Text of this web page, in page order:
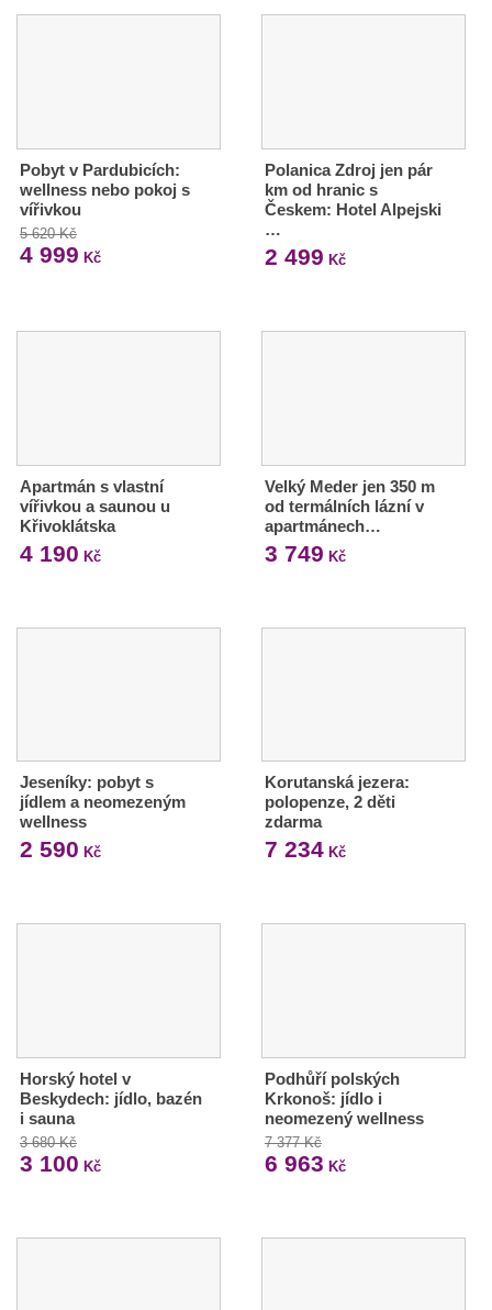
Pobyt v Pardubicích:
wellness nebo pokoj s
vířivkou
5 620 Kč
4 999 Kč
Polanica Zdroj jen pár
km od hranic s
Českem: Hotel Alpejski
…
2 499 Kč
Apartmán s vlastní
vířivkou a saunou u
Křivoklátska
4 190 Kč
Velký Meder jen 350 m
od termálních lázní v
apartmánech…
3 749 Kč
Jeseníky: pobyt s
jídlem a neomezeným
wellness
2 590 Kč
Korutanská jezera:
polopenze, 2 děti
zdarma
7 234Kč
Horský hotel v
Beskydech: jídlo, bazén
i sauna
3 680 Kč
3 100 Kč
Podhůří polských
Krkonoš: jídlo i
neomezený wellness
7 377 Kč
6 963 Kč